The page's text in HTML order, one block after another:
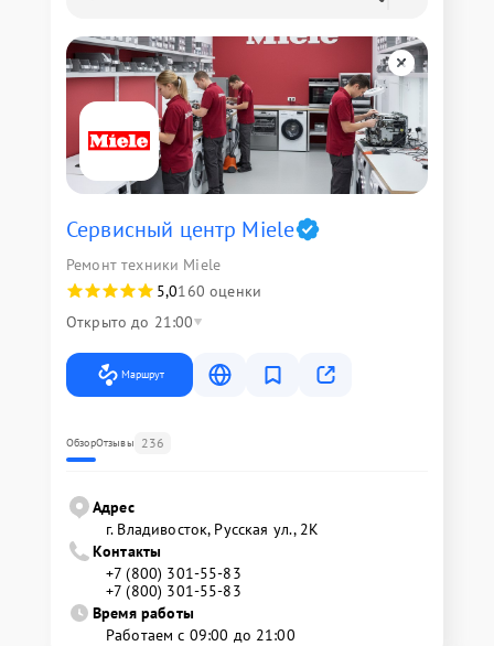
Сервисный центр Miele
Ремонт техники Miele
5,0160 оценки
Открыто до 21:00
Маршрут
ОбзорОтзывы 236
Адрес
г. Владивосток, Русская ул., 2К
Контакты
+7 (800) 301-55-83
+7 (800) 301-55-83
Время работы
Работаем с 09:00 до 21:00